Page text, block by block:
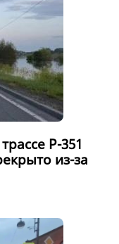
Р-351
из-за